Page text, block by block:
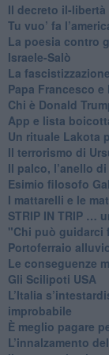
Il decreto il-libertà
Tu vuo’ fa
La poesia contro
Israele-Salò
​La
Papa Francesco
​Chi è Donald
App e lista
​Un rituale Lakota
Il terrorismo di
​Il palco, l’anello
Esimio filosofo
​I mattarelli e le
​STRIP IN TRIP …
"Chi può guidarci
​Portoferraio
Le conseguenze
​Gli Scilipoti USA
L’Italia
improbabile
È meglio pagare
​L’innalzamento